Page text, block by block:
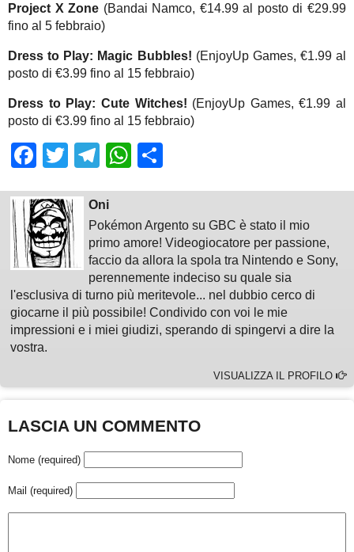
Project X Zone (Bandai Namco, €14.99 al posto di €29.99
fino al 5 febbraio)
Dress to Play: Magic Bubbles! (EnjoyUp Games, €1.99 al
posto di €3.99 fino al 15 febbraio)
Dress to Play: Cute Witches! (EnjoyUp Games, €1.99 al
posto di €3.99 fino al 15 febbraio)
Facebook
TwitterTelegram
WhatsApp
Oni
Pokémon Argento su GBC è stato il mio
primo amore! Videogiocatore per passione,
faccio da allora la spola tra Nintendo e Sony,
perennemente indeciso su quale sia
l'esclusiva di turno più meritevole... nel dubbio cerco di
giocarne il più possibile! Condivido con voi le mie
impressioni e i miei giudizi, sperando di spingervi a dire la
vostra.
VISUALIZZA IL PROFILO
LASCIA UN COMMENTO
Nome (required)
Mail (required)